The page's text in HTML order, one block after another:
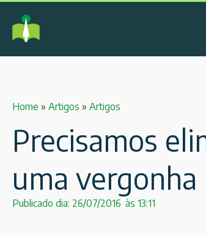
Home » Artigos » Artigos
Precisamos
uma
Publicado dia: 26/07/2016 às 13:11